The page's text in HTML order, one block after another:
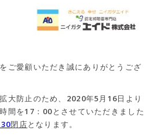
ご愛顧いただき誠にありがとうござ
大防止のため、2020年5月16日より
間を17：00とさせていただきました
閉店となります。